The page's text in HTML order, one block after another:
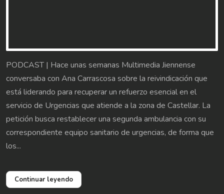
PODCAST | Hace unas semanas Multimedia Jiennense
conversaba con Ana Carrascosa sobre la reivindicación que
está liderando para recuperar un refuerzo esencial en el
servicio de Urgencias que atiende a la zona de Castellar. La
petición busca restablecer una segunda ambulancia con su
correspondiente equipo sanitario de urgencias, de forma que
los...
Continuar leyendo